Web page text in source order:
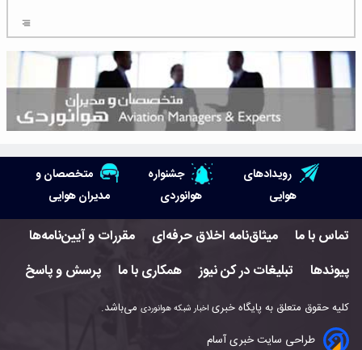
شلوغ‌ترین فرودگاه‌های اروپا در ۲۰۲۵: لندن، استانبول و پاریس
پخش زنده پرواز سیزدهم موشک استارشیپ اسپیس‌ایکس [جمعه ساعت ۰۱:۴۵]
هوش مصنوعی وارد تعمیر و بازرسی موتورهای هواپیما شد
حمله هوایی به تأسیسات فرودگاه سمنان
استخدام در صنعت هوانوردی کانادا با آموزش رایگان و حقوق ۱۲۷ هزار دلاری
رویدادهای
هوایی
جشنواره
هوانوردی
متخصصان و
مدیران هوایی
تماس با ما میثاق‌نامه اخلاق حرفه‌ای
مقررات و آیین‌نامه‌ها
پیوندها
تبلیغات در کن نیوز همکاری با ما پرسش و پاسخ
کلیه حقوق متعلق به پایگاه خبری اخبار شبکه هوانوردی می‌باشد.
طراحی سایت خبری آسام